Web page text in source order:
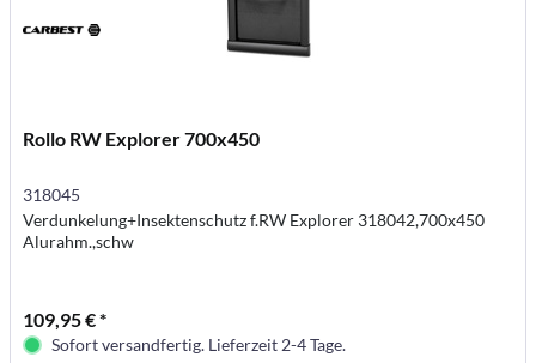
Rollo RW Explorer 700x450
318045
Verdunkelung+Insektenschutz f.RW Explorer 318042,700x450
Alurahm.,schw
109,95 € *
Sofort versandfertig. Lieferzeit 2-4 Tage.